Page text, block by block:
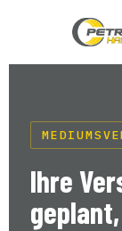
Ihre